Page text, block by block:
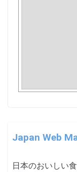
Japan Web
日本のおいしい